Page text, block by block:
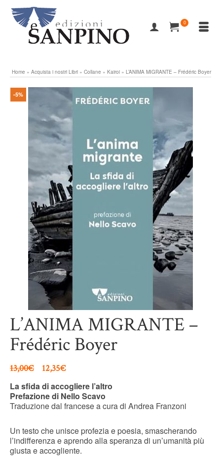
0
Home » Acquista i nostri Libri » Collane » Kairoi » L’ANIMA MIGRANTE – Frédéric Boyer
-5%
L’ANIMA MIGRANTE –
Frédéric Boyer
13,00€ 12,35€
La sfida di accogliere l’altro
Prefazione di Nello Scavo
Traduzione dal francese a cura di Andrea Franzoni
Un testo che unisce profezia e poesia, smascherando
l’indifferenza e aprendo alla speranza di un’umanità più
giusta e accogliente.